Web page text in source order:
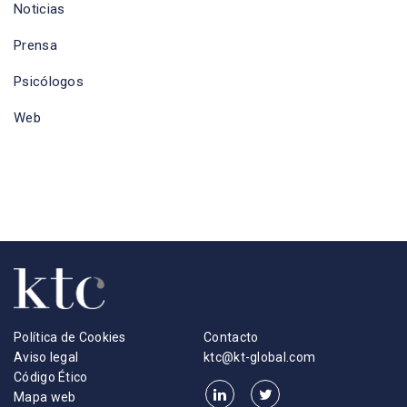
Noticias
Prensa
Psicólogos
Web
Política de Cookies
Aviso legal
Código Ético
Mapa web
Contacto
ktc@kt-global.com